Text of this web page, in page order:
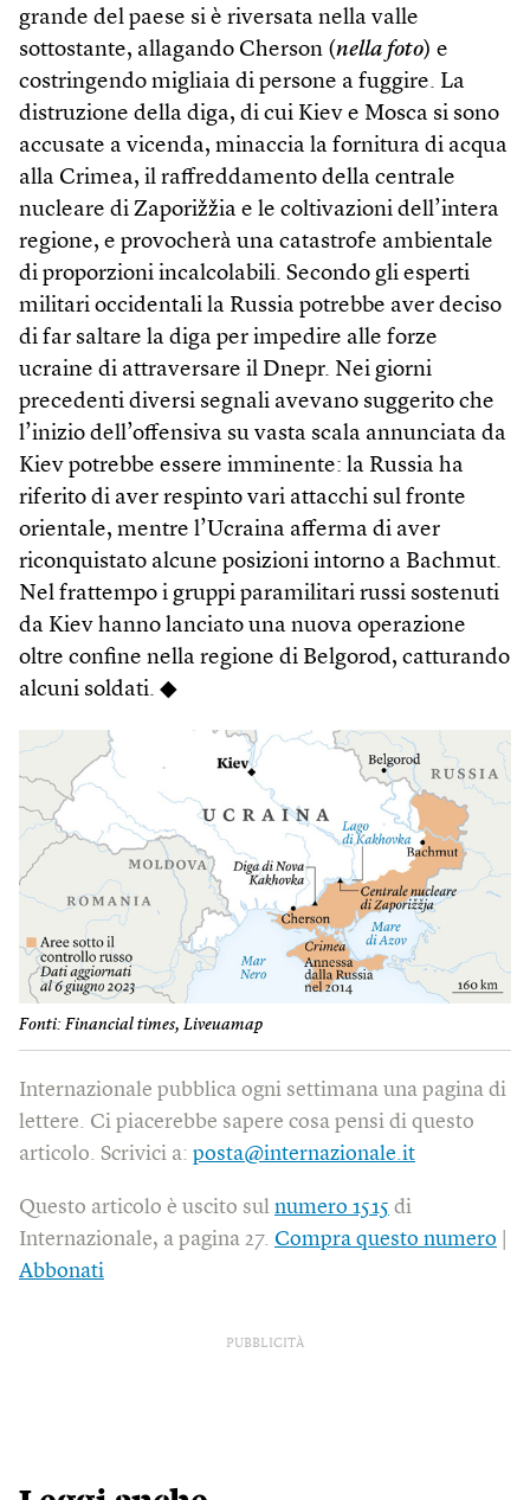
grande del paese si è riversata nella valle
sottostante, allagando Cherson (nella foto) e
costringendo migliaia di persone a fuggire. La
distruzione della diga, di cui Kiev e Mosca si sono
accusate a vicenda, minaccia la fornitura di acqua
alla Crimea, il raffreddamento della centrale
nucleare di Zaporižžia e le coltivazioni dell’intera
regione, e provocherà una catastrofe ambientale
di proporzioni incalcolabili. Secondo gli esperti
militari occidentali la Russia potrebbe aver deciso
di far saltare la diga per impedire alle forze
ucraine di attraversare il Dnepr. Nei giorni
precedenti diversi segnali avevano suggerito che
l’inizio dell’offensiva su vasta scala annunciata da
Kiev potrebbe essere imminente: la Russia ha
riferito di aver respinto vari attacchi sul fronte
orientale, mentre l’Ucraina afferma di aver
riconquistato alcune posizioni intorno a Bachmut.
Nel frattempo i gruppi paramilitari russi sostenuti
da Kiev hanno lanciato una nuova operazione
oltre confine nella regione di Belgorod, catturando
alcuni soldati. ◆
Fonti: Financial times, Liveuamap
Internazionale pubblica ogni settimana una pagina di
lettere. Ci piacerebbe sapere cosa pensi di questo
articolo. Scrivici a: posta@internazionale.it
Questo articolo è uscito sul numero 1515 di
Internazionale, a pagina 27. Compra questo numero
Abbonati
PUBBLICITÀ